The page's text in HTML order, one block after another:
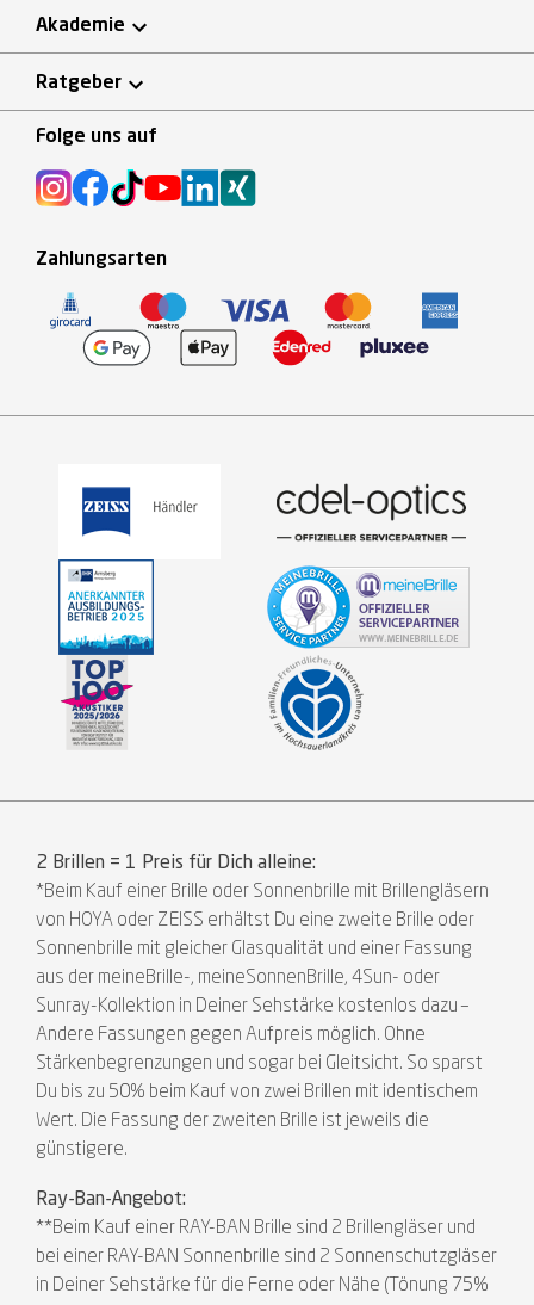
Akademie
Ratgeber
Folge uns auf
Zahlungsarten
2 Brillen = 1 Preis für Dich alleine:
*Beim Kauf einer Brille oder Sonnenbrille mit Brillengläsern
von HOYA oder ZEISS erhältst Du eine zweite Brille oder
Sonnenbrille mit gleicher Glasqualität und einer Fassung
aus der meineBrille-, meineSonnenBrille, 4Sun- oder
Sunray-Kollektion in Deiner Sehstärke kostenlos dazu –
Andere Fassungen gegen Aufpreis möglich. Ohne
Stärkenbegrenzungen und sogar bei Gleitsicht. So sparst
Du bis zu 50% beim Kauf von zwei Brillen mit identischem
Wert. Die Fassung der zweiten Brille ist jeweils die
günstigere.
Ray-Ban-Angebot:
**Beim Kauf einer RAY-BAN Brille sind 2 Brillengläser und
bei einer RAY-BAN Sonnenbrille sind 2 Sonnenschutzgläser
in Deiner Sehstärke für die Ferne oder Nähe (Tönung 75%